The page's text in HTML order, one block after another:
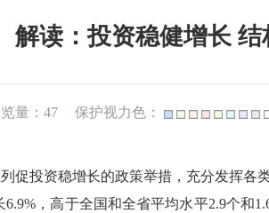
解读：投资稳健增长
量： 47 保护视力色：
促投资稳增长的政策举措，充分发挥各
6.9% ，高于全国和全省平均水平2.9个和